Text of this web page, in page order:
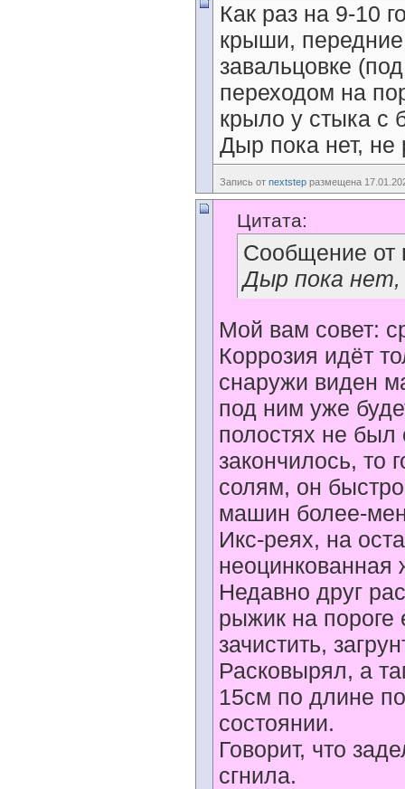
Как раз на 9-10
крыши,
завальцовке
переходом на
крыло у стыка с
Дыр пока нет, не
Запись от nextstep размещена
Цитата:
Сообщение от
Дыр пока нет,
Мой вам совет:
Коррозия идёт
снаружи виден
под ним уже
полостях не был
закончилось, то
солям, он
машин более-
Икс-реях, на
неоцинкованная
Недавно друг
рыжик на пороге
зачистить,
Расковырял, а
15см по длине
состоянии.
Говорит, что
сгнила.